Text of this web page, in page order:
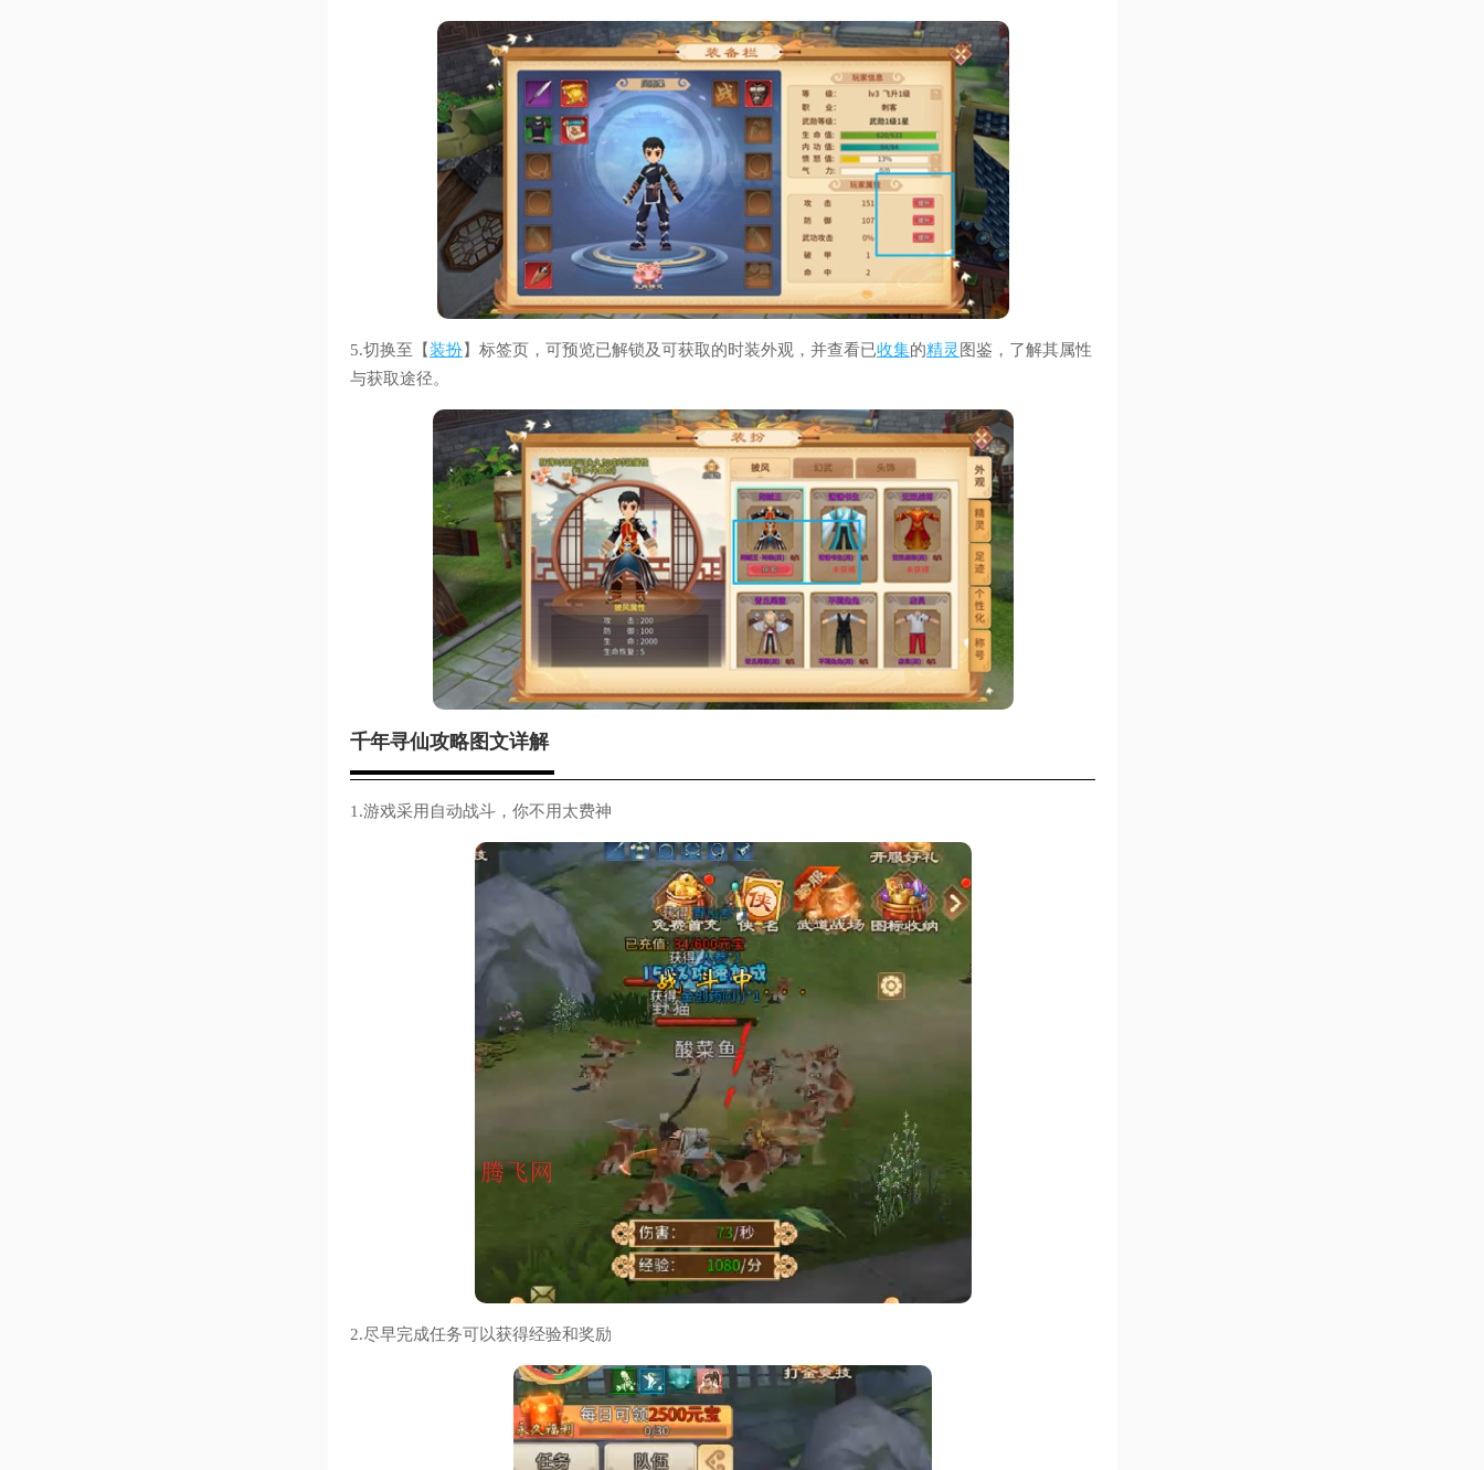
5.切换至【装扮】标签页，可预览已解锁及可获取的时装外观，并查看已收集的精灵 图鉴，了解其属性
与获取途径。
千年寻仙攻略图文详解
1.游戏采用自动战斗，你不用太费神
2.尽早完成任务可以获得经验和奖励